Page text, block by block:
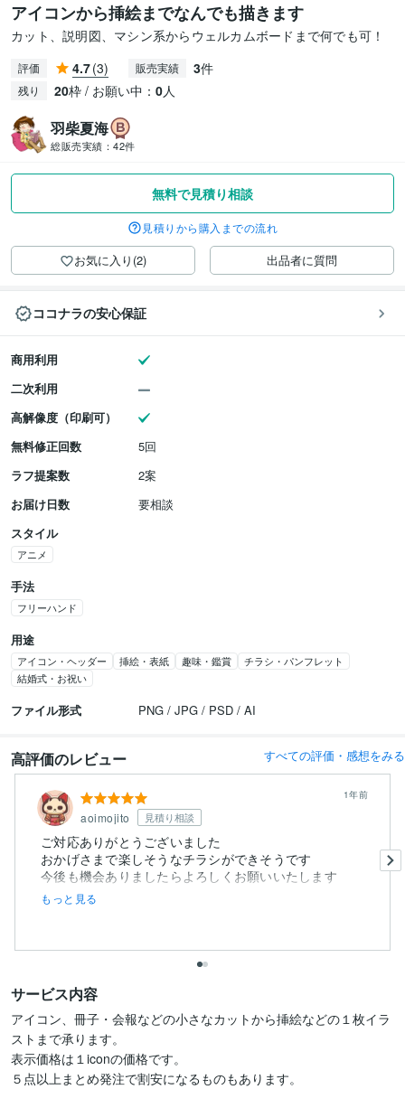
アイコンから挿絵までなんでも描きます
カット、説明図、マシン系からウェルカムボードまで何でも可！
評価 4.7(3) 販売実績 3件
残り 20枠 / お願い中： 0人
羽柴夏海
総販売実績： 42件
無料で見積り相談
見積りから購入までの流れ
お気に入り(2) 出品者に質問
ココナラの安心保証
商用利用
二次利用
高解像度（印刷可）
無料修正回数
5回
ラフ提案数
2案
お届け日数
要相談
スタイル
アニメ
手法
フリーハンド
用途
アイコン・ヘッダー 挿絵・表紙 趣味・鑑賞
チラシ・パンフレット
結婚式・お祝い
ファイル形式 PNG / JPG / PSD / AI
高評価のレビュー すべての評価・感想をみる
aoimojito 見積り相談
1年前
ご対応ありがとうございました
おかげさまで楽しそうなチラシができそうです
今後も機会ありましたらよろしくお願いいたします
もっと見る
サービス内容
アイコン、冊子・会報などの小さなカットから挿絵などの１枚イラ
ストまで承ります。
表示価格は１iconの価格です。
５点以上まとめ発注で割安になるものもあります。